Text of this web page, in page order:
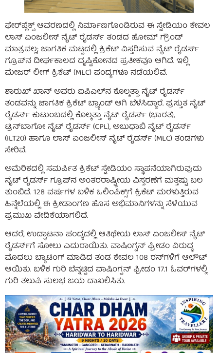
ಫೇರ್‌ಪ್ಲೆಕ್ಸ್ ಆವರಣದಲ್ಲಿ ನಿರ್ಮಾಣಗೊಂಡಿರುವ ಈ ಸ್ಟೇಡಿಯಂ ಕೇವಲ
ಲಾಸ್ ಏಂಜಲೀಸ್ ನೈಟ್ ರೈಡರ್ಸ್ ತಂಡದ ಹೋಮ್ ಗ್ರೌಂಡ್
ಮಾತ್ರವಲ್ಲ; ಜಾಗತಿಕ ಮಟ್ಟದಲ್ಲಿ ಕ್ರಿಕೆಟ್ ವಿಸ್ತರಿಸುವ ನೈಟ್ ರೈಡರ್ಸ್
ಗ್ರೂಪ್‌ನ ದೀರ್ಘಕಾಲದ ದೃಷ್ಟಿಕೋನದ ಪ್ರತೀಕವೂ ಆಗಿದೆ. ಇಲ್ಲಿ
ಮೇಜರ್ ಲೀಗ್ ಕ್ರಿಕೆಟ್ (MLC) ಪಂದ್ಯಗಳೂ ನಡೆಯಲಿವೆ.
ಶಾರುಖ್ ಖಾನ್ ಅವರು ಐಪಿಎಲ್‌ನ ಕೊಲ್ಕತ್ತಾ ನೈಟ್ ರೈಡರ್ಸ್
ತಂಡವನ್ನು ಜಾಗತಿಕ ಕ್ರಿಕೆಟ್ ಬ್ರ್ಯಾಂಡ್ ಆಗಿ ಬೆಳೆಸಿದ್ದಾರೆ. ಪ್ರಸ್ತುತ ನೈಟ್
ರೈಡರ್ಸ್ ಕುಟುಂಬದಲ್ಲಿ ಕೊಲ್ಕತ್ತಾ ನೈಟ್ ರೈಡರ್ಸ್ (ಭಾರತ),
ಟ್ರಿನ್‌ಬಾಗೋ ನೈಟ್ ರೈಡರ್ಸ್ (CPL), ಅಬುಧಾಬಿ ನೈಟ್ ರೈಡರ್ಸ್
(ILT20) ಹಾಗೂ ಲಾಸ್ ಏಂಜಲೀಸ್ ನೈಟ್ ರೈಡರ್ಸ್ (MLC) ತಂಡಗಳು
ಸೇರಿವೆ.
ಅಮೆರಿಕದಲ್ಲಿ ಸಮರ್ಪಿತ ಕ್ರಿಕೆಟ್ ಸ್ಟೇಡಿಯಂ ಸ್ಥಾಪನೆಯಾಗಿರುವುದು
ನೈಟ್ ರೈಡರ್ಸ್ ಗ್ರೂಪ್‌ನ ಅಂತರರಾಷ್ಟ್ರೀಯ ವಿಸ್ತರಣೆಗೆ ಮತ್ತಷ್ಟು ಬಲ
ತುಂಬಿದೆ. 128 ವರ್ಷಗಳ ಬಳಿಕ ಒಲಿಂಪಿಕ್ಸ್‌ಗೆ ಕ್ರಿಕೆಟ್ ಮರಳುತ್ತಿರುವ
ಹಿನ್ನೆಲೆಯಲ್ಲಿ ಈ ಕ್ರೀಡಾಂಗಣ ಹೊಸ ಅಭಿಮಾನಿಗಳನ್ನು ಸೆಳೆಯುವ
ಪ್ರಮುಖ ವೇದಿಕೆಯಾಗಲಿದೆ.
ಆದರೆ, ಉದ್ಘಾಟನಾ ಪಂದ್ಯದಲ್ಲಿ ಆತಿಥೇಯ ಲಾಸ್ ಏಂಜಲೀಸ್ ನೈಟ್
ರೈಡರ್ಸ್‌ಗೆ ಸೋಲು ಎದುರಾಯಿತು. ವಾಷಿಂಗ್ಟನ್ ಫ್ರೀಡಂ ವಿರುದ್ಧ
ಮೊದಲು ಬ್ಯಾಟಿಂಗ್ ಮಾಡಿದ ತಂಡ ಕೇವಲ 108 ರನ್‌ಗಳಿಗೆ ಆಲೌಟ್
ಆಯಿತು. ಬಳಿಕ ಗುರಿ ಬೆನ್ನಟ್ಟಿದ ವಾಷಿಂಗ್ಟನ್ ಫ್ರೀಡಂ 17.1 ಓವರ್‌ಗಳಲ್ಲಿ
ಗುರಿ ತಲುಪಿ ಸುಲಭ ಜಯ ದಾಖಲಿಸಿತು.